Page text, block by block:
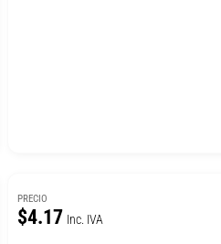
PRECIO
$4.17 Inc. IVA